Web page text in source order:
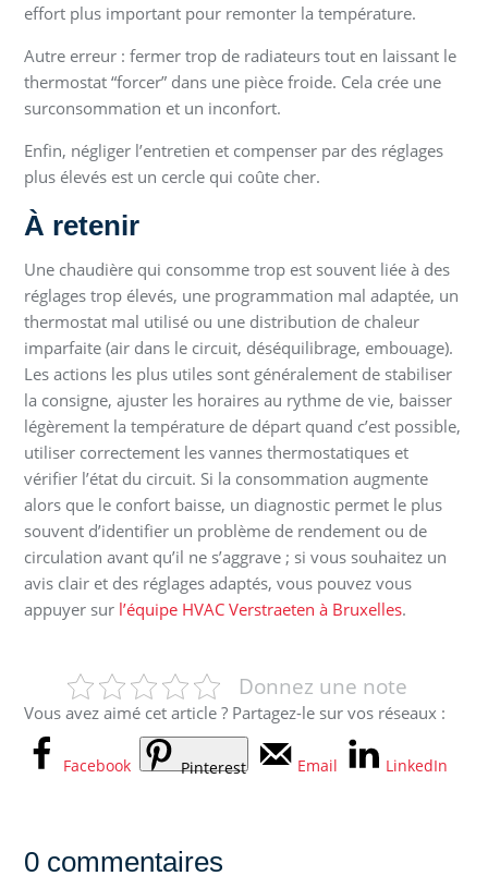
effort plus important pour remonter la température.
Autre erreur : fermer trop de radiateurs tout en laissant le
thermostat “forcer” dans une pièce froide. Cela crée une
surconsommation et un inconfort.
Enfin, négliger l’entretien et compenser par des réglages
plus élevés est un cercle qui coûte cher.
À retenir
Une chaudière qui consomme trop est souvent liée à des
réglages trop élevés, une programmation mal adaptée, un
thermostat mal utilisé ou une distribution de chaleur
imparfaite (air dans le circuit, déséquilibrage, embouage).
Les actions les plus utiles sont généralement de stabiliser
la consigne, ajuster les horaires au rythme de vie, baisser
légèrement la température de départ quand c’est possible,
utiliser correctement les vannes thermostatiques et
vérifier l’état du circuit. Si la consommation augmente
alors que le confort baisse, un diagnostic permet le plus
souvent d’identifier un problème de rendement ou de
circulation avant qu’il ne s’aggrave ; si vous souhaitez un
avis clair et des réglages adaptés, vous pouvez vous
appuyer sur l’équipe HVAC Verstraeten à Bruxelles.
Donnez une note
Vous avez aimé cet article ? Partagez-le sur vos réseaux :
Facebook Pinterest Email LinkedIn
0 commentaires